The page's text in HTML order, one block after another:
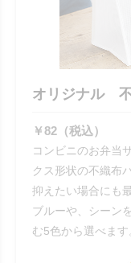
オリジナル
￥82（税込）
コンビニのお弁当
クス形状の不織布
抑えたい場合にも
ブルーや、シーン
む5色から選べます